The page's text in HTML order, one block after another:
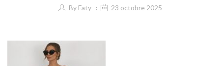
By Faty 23 octobre 2025